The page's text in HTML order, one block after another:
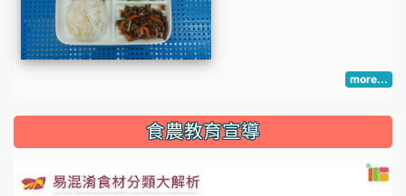
more...
::: 食農教育宣導